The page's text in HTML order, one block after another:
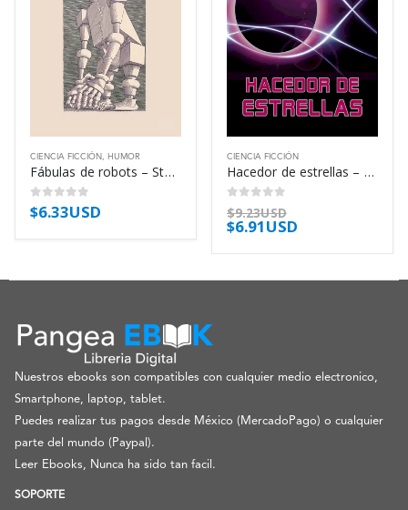
CIENCIA FICCIÓN , HUMOR
Fábulas de robots – Stanislaw Lem
0out of 5
$6.33USD
CIENCIA FICCIÓN
Hacedor de estrellas – Olaf Stapledon
0out of 5
$9.23USD
$6.91USD
Nuestros ebooks son compatibles con cualquier medio electronico,
Smartphone, laptop, tablet.
Puedes realizar tus pagos desde México (MercadoPago) o cualquier
parte del mundo (Paypal).
Leer Ebooks, Nunca ha sido tan facil.
SOPORTE